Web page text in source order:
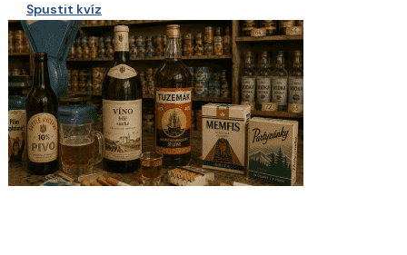
Spustit kvíz